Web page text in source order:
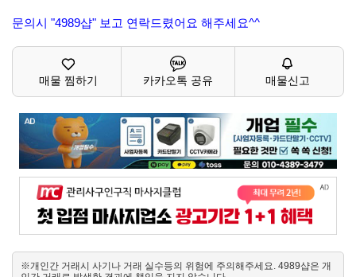
문의시 "4989샵" 보고 연락드렸어요 해주세요^^
매물 찜하기 카카오톡 공유 매물신고
※개인간 거래시 사기나 거래 실수등의 위험에 주의해주세요. 4989샵은 개